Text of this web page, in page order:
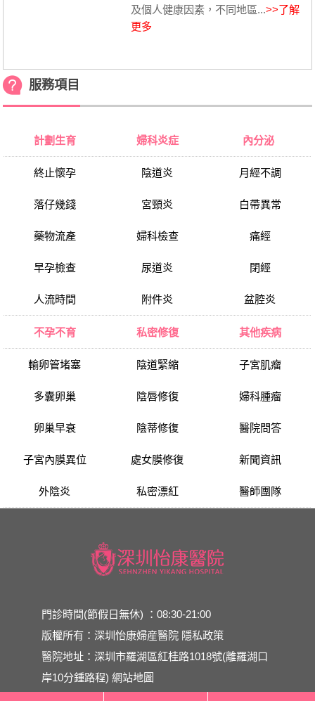
及個人健康因素，不同地區...>>了解
更多
服務項目
計劃生育
終止懷孕
落仔幾錢
藥物流產
早孕檢查
人流時間
婦科炎症
陰道炎
宮頸炎
婦科檢查
尿道炎
附件炎
內分泌
月經不調
白帶異常
痛經
閉經
盆腔炎
不孕不育
輸卵管堵塞
多囊卵巢
卵巢早衰
子宮內膜異位
外陰炎
私密修復
陰道緊縮
陰唇修復
陰蒂修復
處女膜修復
私密漂紅
其他疾病
子宮肌瘤
婦科腫瘤
醫院問答
新聞資訊
醫師團隊
門診時間(節假日無休) ：08:30-21:00
版權所有：深圳怡康婦産醫院 隱私政策
醫院地址：深圳市羅湖區紅桂路1018號(離羅湖口
岸10分鍾路程)網站地圖